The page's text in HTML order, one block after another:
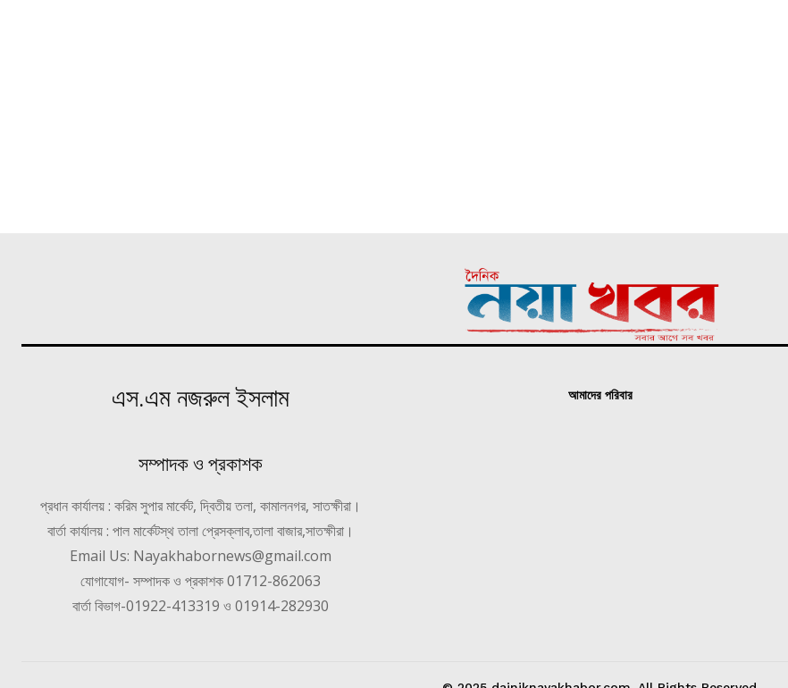
এস.এম নজরুল ইসলাম
সম্পাদক ও প্রকাশক
প্রধান কার্যালয় : করিম সুপার মার্কেট, দ্বিতীয় তলা, কামালনগর, সাতক্ষীরা।
বার্তা কার্যালয় : পাল মার্কেটস্থ তালা প্রেসক্লাব,তালা বাজার,সাতক্ষীরা।
Email Us: Nayakhabornews@gmail.com
যোগাযোগ- সম্পাদক ও প্রকাশক 01712-862063
বার্তা বিভাগ-01922-413319 ও 01914-282930
আমাদের পরিবার